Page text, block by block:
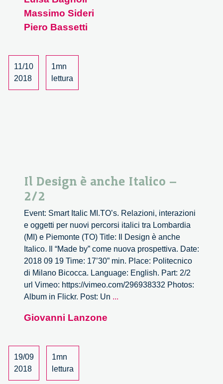
Massimo Sideri
Piero Bassetti
11/10
2018
1mn
lettura
Il Design è anche Italico –
2/2
Event: Smart Italic MI.TO’s. Relazioni, interazioni
e oggetti per nuovi percorsi italici tra Lombardia
(MI) e Piemonte (TO) Title: Il Design è anche
Italico. Il “Made by” come nuova prospettiva. Date:
2018 09 19 Time: 17’30” min. Place: Politecnico
di Milano Bicocca. Language: English. Part: 2/2
url Vimeo: https://vimeo.com/296938332 Photos:
Album in Flickr. Post: Un ...
Giovanni Lanzone
19/09
2018
1mn
lettura